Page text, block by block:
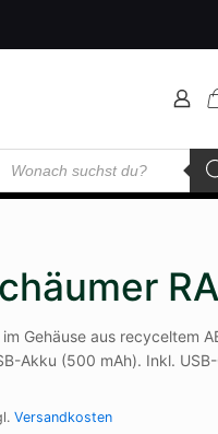
search
Gehäuse aus recyceltem
Akku (500 mAh). Inkl.
Versandkosten